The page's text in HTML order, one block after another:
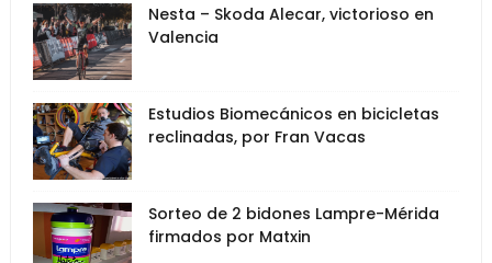
Nesta – Skoda Alecar, victorioso en
Valencia
Estudios Biomecánicos en bicicletas
reclinadas, por Fran Vacas
Sorteo de 2 bidones Lampre-Mérida
firmados por Matxin